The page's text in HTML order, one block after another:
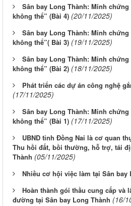
Sân bay Long Thành: Minh
không thể” (Bài 4) (20/11/2025)
Sân bay Long Thành: Minh
không thể”( Bài 3) (19/11/2025)
Sân bay Long Thành: Minh
không thể” (Bài 2) (18/11/2025)
Phát triển các dự án công nghệ
(17/11/2025)
Sân bay Long Thành: Minh
không thể” (Bài 1) (17/11/2025)
UBND tỉnh Đồng Nai là cơ quan
Thu hồi đất, bồi thường, hỗ trợ, tái
Thành (05/11/2025)
Nhiều cơ hội việc làm tại Sân bay
Hoàn thành gói thầu cung cấp và
đường tại Sân bay Long Thành (16/